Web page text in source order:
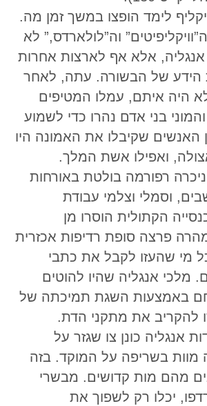
לימד הופצו במשך זמן מה.
וה”לולארדס,” לא
אנגליה, אלא אף לארצות אחרות
הידע של הבשורה. עתה, לאחר
היה איתם, עמלו המטיפים
בני אדם נהרו כדי לשמוע
שקיבלו את האמונה היו
ואפילו אשת המלך.
רפורמה בולטת באורחות
וסמלי וצלמי עבודת
הקתולית הוסרו מן
פרצה סופת רדיפות אכזרית
מי שהעזו לקבל את כתבי
מלכי אנגליה שהיו להוטים
באמצעות השגת תמיכתה של
להקריב את מתקני הדת.
אנגליה כונן צו שגזר על
מוות בשריפה על המוקד. בזה
מהם מות קדושים. מבשרי
יכלו רק לשפוך את